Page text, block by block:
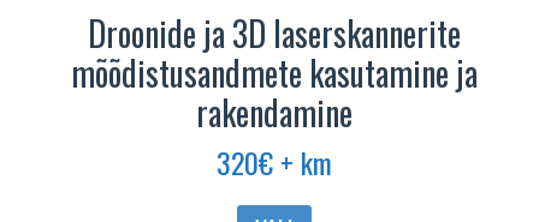
Droonide ja 3D laserskannerite
mõõdistusandmete kasutamine ja
rakendamine
320€+ km
Sellel